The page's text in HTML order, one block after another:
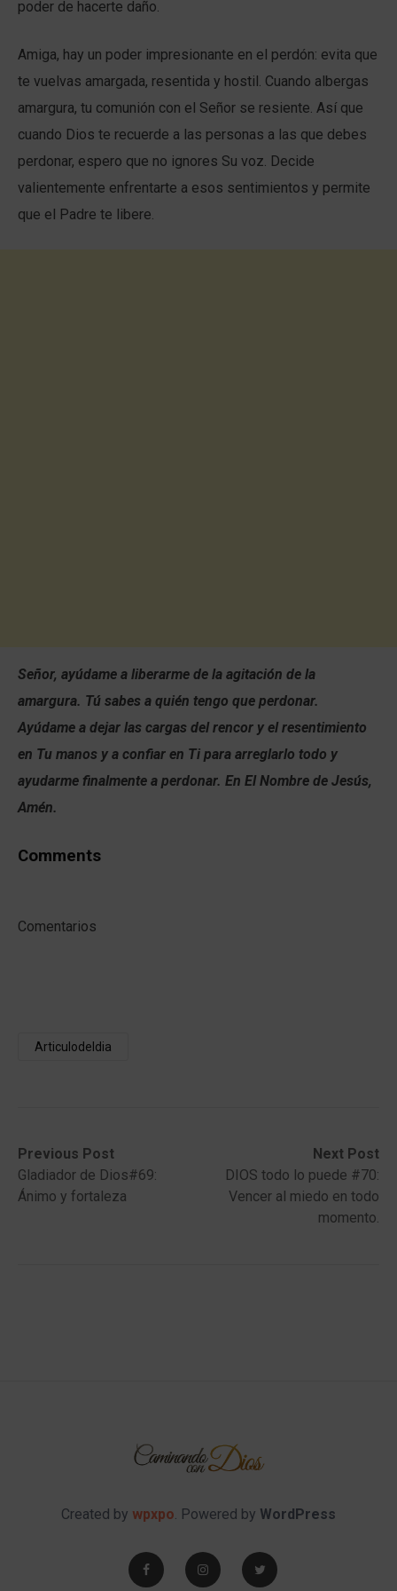
poder de hacerte daño.
Amiga, hay un poder impresionante en el perdón: evita que
te vuelvas amargada, resentida y hostil. Cuando albergas
amargura, tu comunión con el Señor se resiente. Así que
cuando Dios te recuerde a las personas a las que debes
perdonar, espero que no ignores Su voz. Decide
valientemente enfrentarte a esos sentimientos y permite
que el Padre te libere.
Señor, ayúdame a liberarme de la agitación de la
amargura. Tú sabes a quién tengo que perdonar.
Ayúdame a dejar las cargas del rencor y el resentimiento
en Tu manos y a confiar en Ti para arreglarlo todo y
ayudarme finalmente a perdonar. En El Nombre de Jesús,
Amén.
Comments
Comentarios
Articulodeldia
Post
navigation
Previous Post
Previous
post:Gladiador de Dios#69:
Ánimo y fortaleza
Next Post
Next
post:
DIOS todo lo puede #70:
Vencer al miedo en todo
momento.
Created by wpxpo. Powered by WordPress